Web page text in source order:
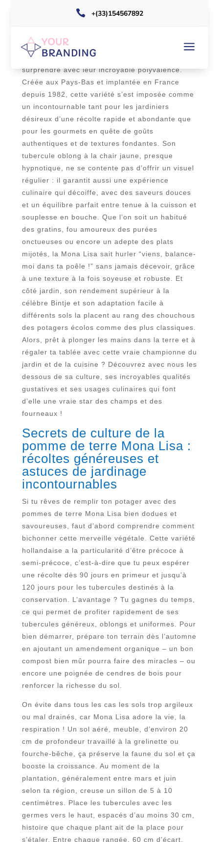
 +(33)154567892
a
La pomme de terre Mona Lisa fait partie de ces
vraies stars du potager qui n’arrêtent pas de
surprendre avec leur incroyable polyvalence.
Créée aux Pays-Bas et implantée en France
depuis 1982, cette variété s’est imposée comme
un incontournable tant pour les jardiniers
désireux d’une récolte rapide et abondante que
pour les gourmets en quête de goûts
authentiques et de textures fondantes. Son
tubercule oblong à la chair jaune, presque
hypnotique, ne se contente pas d’offrir un visuel
régulier : il garantit aussi une expérience
culinaire qui décoiffe, avec des saveurs douces
et un équilibre parfait entre tenue à la cuisson et
souplesse en bouche. Que l’on soit un habitué
des gratins, fou amoureux des purées
onctueuses ou encore un adepte des plats
mijotés, la Mona Lisa sait hurler “viens, balance-
moi dans ta poêle !” sans jamais décevoir, grâce
à une texture à la fois soyeuse et robuste. Et
côté jardin, son rendement supérieur à la
célèbre Bintje et son adaptation facile à
différents sols la placent au rang des chouchous
des potagers écolos comme des plus classiques.
Alors, prêt à plonger les mains dans la terre et à
régaler ta tablée avec cette vraie championne du
jardin et de la cuisine ? Découvrez avec nous les
dessous de sa culture, ses incroyables qualités
gustatives et ses usages culinaires qui font
d’elle une vraie star des champs et des
fourneaux !
Secrets de culture de la
pomme de terre Mona Lisa :
récoltes généreuses et
astuces de jardinage
incontournables
Si tu rêves de remplir ton potager avec des
pommes de terre Mona Lisa bien dodues et
savoureuses, faut d’abord comprendre comment
bichonner cette merveille végétale. Cette variété
hollandaise a la particularité d’être précoce à
semi-précoce, c’est-à-dire que tu peux espérer
une récolte dès 90 jours en primeur et jusqu’à
120 jours pour les tubercules destinés à la
conservation. L’avantage ? Tu gagnes du temps,
ce qui permet de profiter rapidement de ses
tubercules généreux, oblongs et uniformes. Pour
bien démarrer, prépare ton terrain dès l’automne
en ajoutant un amendement organique – un bon
compost bien mûr pourra faire des miracles – ou
encore une poignée de cendres de bois pour
renforcer la richesse du sol.
On évite dans tous les cas les sols trop argileux
ou mal drainés, car Mona Lisa adore la vie, la
respiration ! Un sol aéré, meuble, d’environ 20
cm de profondeur travaillé à la grelinette ou
fourche-bêche, ça préserve la faune du sol et ça
booste la croissance. Au moment de la
plantation, généralement entre mars et juin
selon ta région, creuse un sillon de 5 à 10
centimètres. Place les tubercules avec les
germes vers le haut, espacés d’au moins 30 cm,
histoire que chaque plant ait de la place pour
s’étaler. Entre chaque rangée, 60 cm d’écart,